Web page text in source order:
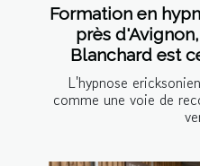
Formation en
près
Blanchard est
L'hypnose
comme une voie de